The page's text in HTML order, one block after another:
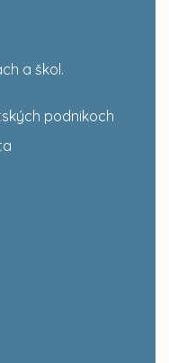
a škol.
podnikoch